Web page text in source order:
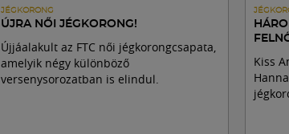
JÉGKORONG
ÚJRA NŐI JÉGKORONG!
Újjáalakult az FTC női jégkorongcsapata,
amelyik négy különböző
versenysorozatban is elindul.
Kiss